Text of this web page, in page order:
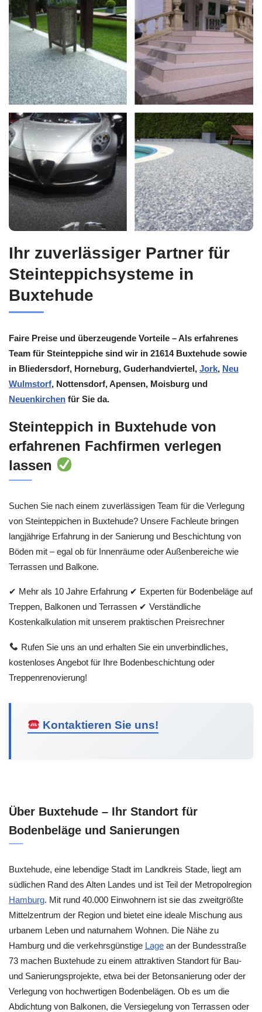
Ihr zuverlässiger Partner für
Steinteppichsysteme in
Buxtehude
Faire Preise und überzeugende Vorteile – Als erfahrenes
Team für Steinteppiche sind wir in 21614 Buxtehude sowie
in Bliedersdorf, Horneburg, Guderhandviertel, Jork, Neu
Wulmstorf, Nottensdorf, Apensen, Moisburg und
Neuenkirchen für Sie da.
Steinteppich in Buxtehude von
erfahrenen Fachfirmen verlegen
lassen
Suchen Sie nach einem zuverlässigen Team für die Verlegung
von Steinteppichen in Buxtehude? Unsere Fachleute bringen
langjährige Erfahrung in der Sanierung und Beschichtung von
Böden mit – egal ob für Innenräume oder Außenbereiche wie
Terrassen und Balkone.
✔ Mehr als 10 Jahre Erfahrung ✔ Experten für Bodenbeläge auf
Treppen, Balkonen und Terrassen ✔ Verständliche
Kostenkalkulation mit unserem praktischen Preisrechner
Rufen Sie uns an und erhalten Sie ein unverbindliches,
kostenloses Angebot für Ihre Bodenbeschichtung oder
Treppenrenovierung!
Kontaktieren Sie uns!
Über Buxtehude – Ihr Standort für
Bodenbeläge und Sanierungen
Buxtehude, eine lebendige Stadt im Landkreis Stade, liegt am
südlichen Rand des Alten Landes und ist Teil der Metropolregion
Hamburg. Mit rund 40.000 Einwohnern ist sie das zweitgrößte
Mittelzentrum der Region und bietet eine ideale Mischung aus
urbanem Leben und naturnahem Wohnen. Die Nähe zu
Hamburg und die verkehrsgünstige Lage an der Bundesstraße
73 machen Buxtehude zu einem attraktiven Standort für Bau-
und Sanierungsprojekte, etwa bei der Betonsanierung oder der
Verlegung von hochwertigen Bodenbelägen. Ob es um die
Abdichtung von Balkonen, die Versiegelung von Terrassen oder